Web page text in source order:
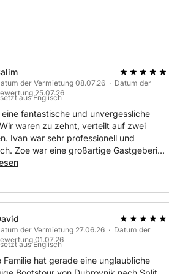
Schönheit der Elaphiten zu
zu besichtigen und die friedliche
der Vermietung 08.07.26 · Datum der
25.07.26
aus Englisch
eine fantastische und unvergessliche
waren zu zehnt, verteilt auf zwei
Ivan war sehr professionell und
Zoe war eine großartige Gastgeberin!
dafür, dass sich alle wohlfühlten. Wir
der Vermietung 27.06.26 · Datum der
01.07.26
aus Englisch
Familie hat gerade eine unglaubliche